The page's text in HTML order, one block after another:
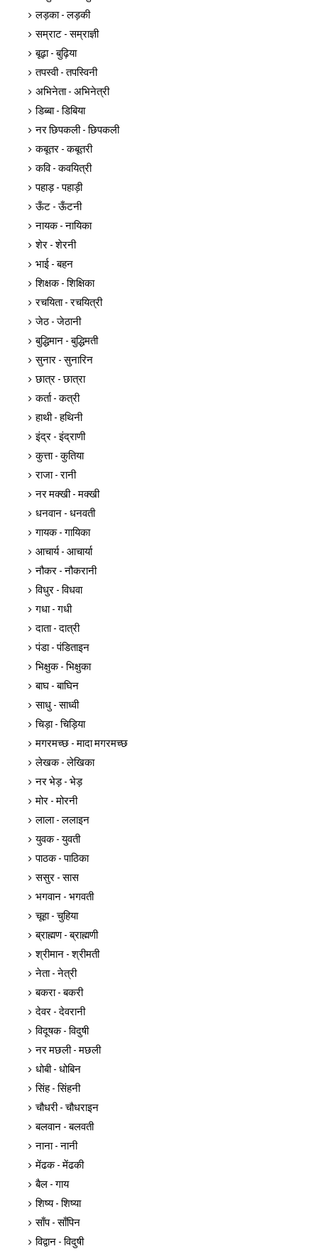
लड़का - लड़की
सम्राट - सम्राज्ञी
बूढ़ा - बुढ़िया
तपस्वी - तपस्विनी
अभिनेता - अभिनेत्री
डिब्बा - डिबिया
नर छिपकली - छिपकली
कबूतर - कबूतरी
कवि - कवयित्री
पहाड़ - पहाड़ी
ऊँट - ऊँटनी
नायक - नायिका
शेर - शेरनी
भाई - बहन
शिक्षक - शिक्षिका
रचयिता - रचयित्री
जेठ - जेठानी
बुद्धिमान - बुद्धिमती
सुनार - सुनारिन
छात्र - छात्रा
कर्ता - कत्री
हाथी - हथिनी
इंद्र - इंद्राणी
कुत्ता - कुतिया
राजा - रानी
नर मक्खी - मक्खी
धनवान - धनवती
गायक - गायिका
आचार्य - आचार्या
नौकर - नौकरानी
विधुर - विधवा
गधा - गधी
दाता - दात्री
पंडा - पंडिताइन
भिक्षुक - भिक्षुका
बाघ - बाघिन
साधु - साध्वी
चिड़ा - चिड़िया
मगरमच्छ - मादा मगरमच्छ
लेखक - लेखिका
नर भेड़ - भेड़
मोर - मोरनी
लाला - ललाइन
युवक - युवती
पाठक - पाठिका
ससुर - सास
भगवान - भगवती
चूहा - चुहिया
ब्राह्मण - ब्राह्मणी
श्रीमान - श्रीमती
नेता - नेत्री
बकरा - बकरी
देवर - देवरानी
विदूषक - विदुषी
नर मछली - मछली
धोबी - धोबिन
सिंह - सिंहनी
चौधरी - चौधराइन
बलवान - बलवती
नाना - नानी
मेंढक - मेंढकी
बैल - गाय
शिष्य - शिष्या
साँप - साँपिन
विद्वान - विदुषी